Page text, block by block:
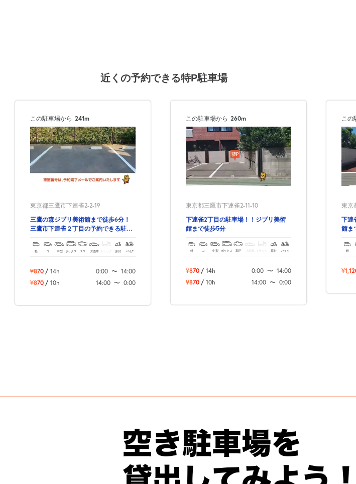
近くの予約できる特P駐車場
この駐車場から 241m
東京都三鷹市下連雀2-2-19
三鷹の森ジブリ美術館まで徒歩6分！
三鷹市下連雀２丁目の予約できる駐車
軽 コ 中型 ボックス SUV 大型車 トラック 原付 バイク
¥870 / 14h 0:00 〜 14:00
¥870 / 10h 14:00 〜 0:00
この駐車場から 260m
東京都三鷹市下連雀2-11-10
下連雀2丁目の駐車場！！ジブリ美術
館まで徒歩5分
軽 コ 中型 ボックス SUV トラック 原付 バイク
¥870 / 14h 0:00 〜 14:00
¥870 / 10h 14:00 〜 0:00
この
東京
下連
館ま
軽